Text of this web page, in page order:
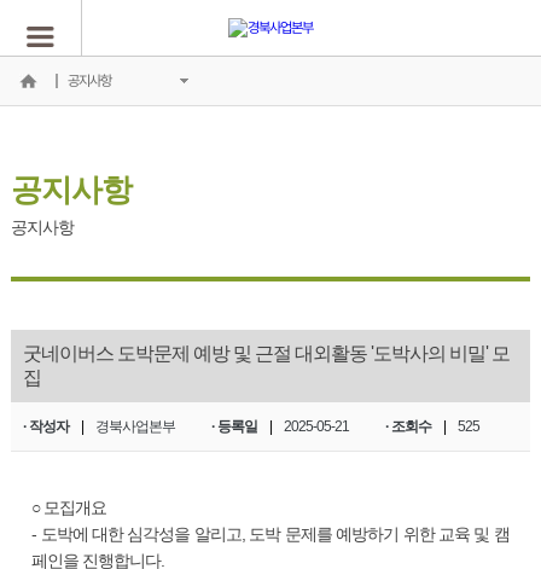
공지사항
공지사항
공지사항
굿네이버스 도박문제 예방 및 근절 대외활동 '도박사의 비밀' 모
집
· 작성자 경북사업본부 · 등록일 2025-05-21 · 조회수 525
○ 모집개요
- 도박에 대한 심각성을 알리고, 도박 문제를 예방하기 위한 교육 및 캠
페인을 진행합니다.